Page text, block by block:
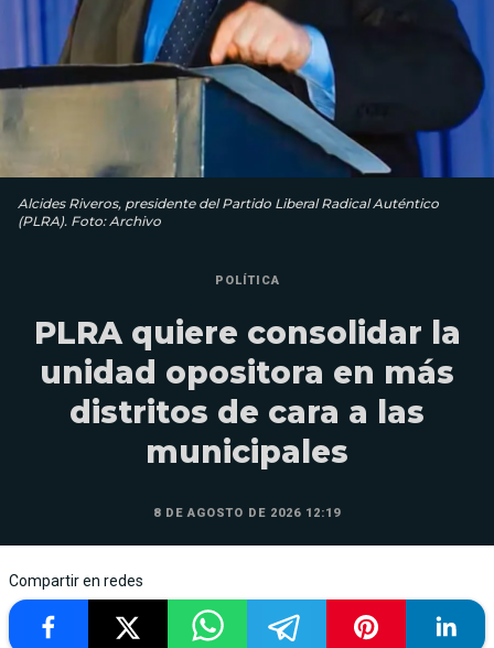
Alcides Riveros, presidente del Partido Liberal Radical Auténtico
(PLRA). Foto: Archivo
POLÍTICA
PLRA quiere consolidar la
unidad opositora en más
distritos de cara a las
municipales
8 DE AGOSTO DE 2026 12:19
Compartir en redes